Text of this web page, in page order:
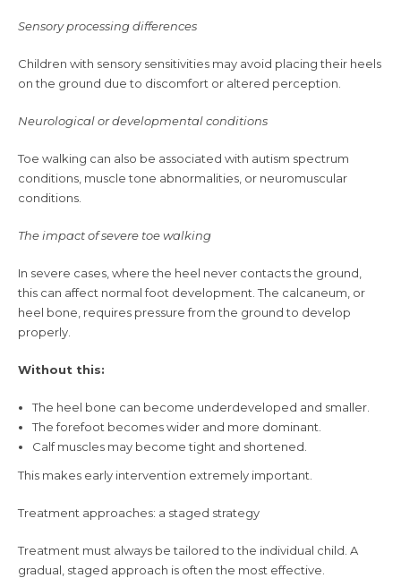
Sensory processing differences
Children with sensory sensitivities may avoid placing their heels
on the ground due to discomfort or altered perception.
Neurological or developmental conditions
Toe walking can also be associated with autism spectrum
conditions, muscle tone abnormalities, or neuromuscular
conditions.
The impact of severe toe walking
In severe cases, where the heel never contacts the ground,
this can affect normal foot development. The calcaneum, or
heel bone, requires pressure from the ground to develop
properly.
Without this:
The heel bone can become underdeveloped and smaller.
The forefoot becomes wider and more dominant.
Calf muscles may become tight and shortened.
This makes early intervention extremely important.
Treatment approaches: a staged strategy
Treatment must always be tailored to the individual child. A
gradual, staged approach is often the most effective.